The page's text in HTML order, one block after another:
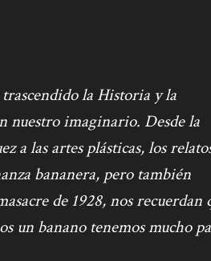
la Historia y la
nuestro imaginario. Desde la
a las artes plásticas, los
bananera, pero también
de 1928,nos recuerdan
un banano tenemos mucho